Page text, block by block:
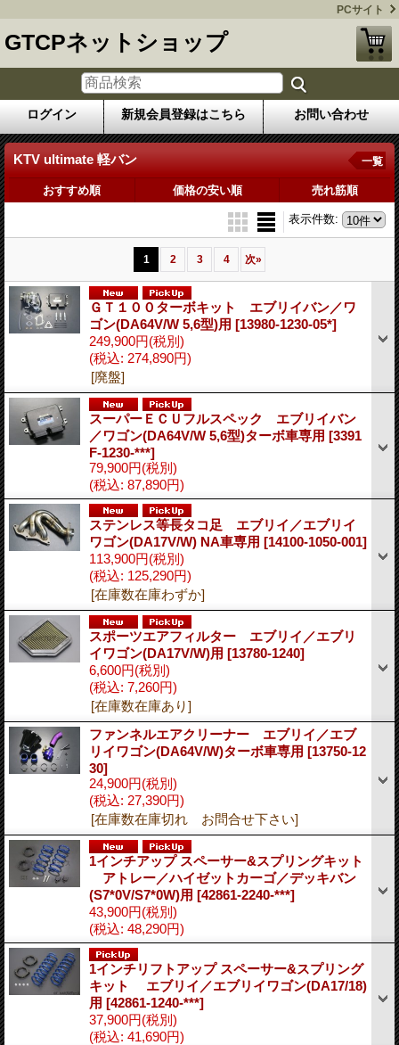
PCサイト
GTCPネットショップ
ログイン 新規会員登録はこちら お問い合わせ
KTV ultimate 軽バン 一覧
おすすめ順 価格の安い順 売れ筋順
表示件数:
1 2 3 4 次»
ＧＴ１００ターボキット エブリイバン／ワ
ゴン(DA64V/W 5,6型)用 [13980-1230-05*]
249,900円(税別)
(税込: 274,890円)
[廃盤]
スーパーＥＣＵフルスペック エブリイバン
／ワゴン(DA64V/W 5,6型)ターボ車専用 [3391
F-1230-***]
79,900円(税別)
(税込: 87,890円)
ステンレス等長タコ足 エブリイ／エブリイ
ワゴン(DA17V/W) NA車専用 [14100-1050-001]
113,900円(税別)
(税込: 125,290円)
[在庫数在庫わずか]
スポーツエアフィルター エブリイ／エブリ
イワゴン(DA17V/W)用 [13780-1240]
6,600円(税別)
(税込: 7,260円)
[在庫数在庫あり]
ファンネルエアクリーナー エブリイ／エブ
リイワゴン(DA64V/W)ターボ車専用 [13750-12
30]
24,900円(税別)
(税込: 27,390円)
[在庫数在庫切れ お問合せ下さい]
1インチアップ スペーサー&スプリングキット
アトレー／ハイゼットカーゴ／デッキバン
(S7*0V/S7*0W)用 [42861-2240-***]
43,900円(税別)
(税込: 48,290円)
1インチリフトアップ スペーサー&スプリング
キット エブリイ／エブリイワゴン(DA17/18)
用 [42861-1240-***]
37,900円(税別)
(税込: 41,690円)